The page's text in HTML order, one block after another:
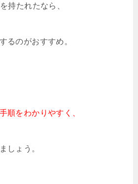
持たれたなら、
するのがおすすめ。
順をわかりやすく、
しょう。